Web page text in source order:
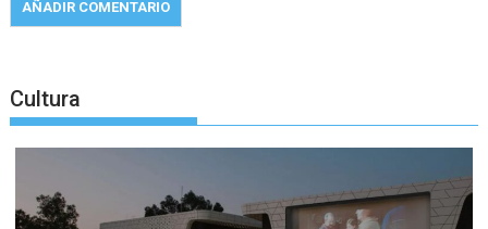
Cultura